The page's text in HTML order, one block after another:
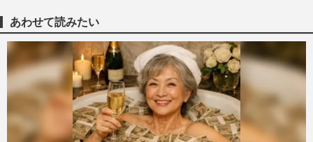
やす子『呼び出し先生タナカ』でのKEY
TO LIT・猪狩蒼弥への“不適切発言”が炎
上、ファンの逆鱗に触れるも…
週刊女性PRIME 2025/12/9
フワちゃんの“プロレス再デビュー”に立ち
込める暗雲…人気絶頂時に明かしたどうし
あわせて読みたい